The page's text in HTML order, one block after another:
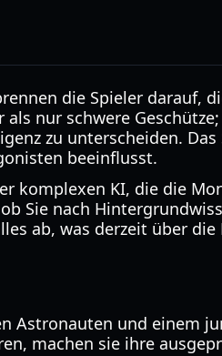
die Spieler darauf,
nur schwere
zu unterscheiden. Das
beeinflusst.
komplexen KI, die die
Sie nach
ab, was derzeit über die
Astronauten und einem
machen sie ihre